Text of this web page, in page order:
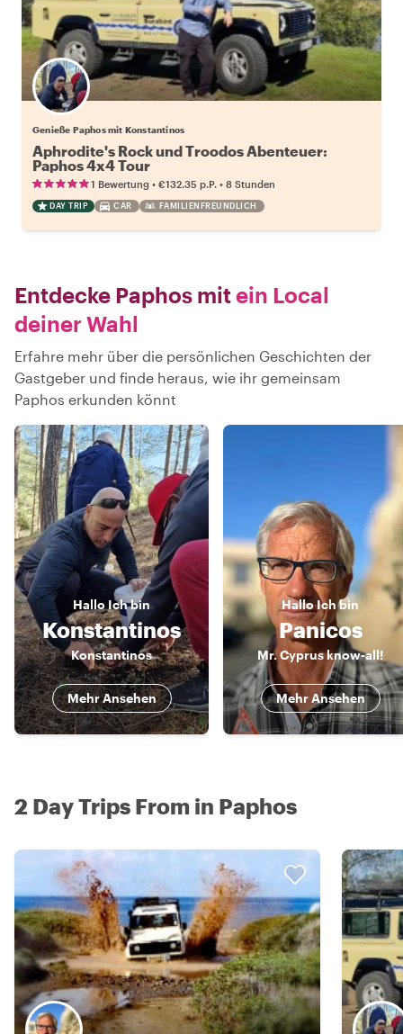
Genieße Paphos mit Konstantinos
Aphrodite's Rock und Troodos Abenteuer:
Paphos 4x4 Tour
1 Bewertung • €132.35 p.P. • 8 Stunden
DAY TRIP CAR FAMILIENFREUNDLICH
Entdecke Paphos mitein Local
deiner Wahl
Erfahre mehr über die persönlichen Geschichten der
Gastgeber und finde heraus, wie ihr gemeinsam
Paphos erkunden könnt
Hallo Ich bin
Konstantinos
Konstantinos
Mehr Ansehen
HalloIch bin
Panicos
Mr. Cyprus know-all!
Mehr Ansehen
2 Day Trips From in Paphos